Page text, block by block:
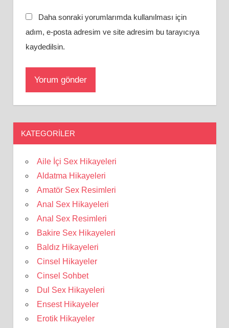
Daha sonraki yorumlarımda kullanılması için
adım, e-posta adresim ve site adresim bu tarayıcıya
kaydedilsin.
KATEGORILER
Aile İçi Sex Hikayeleri
Aldatma Hikayeleri
Amatör Sex Resimleri
Anal Sex Hikayeleri
Anal Sex Resimleri
Bakire Sex Hikayeleri
Baldız Hikayeleri
Cinsel Hikayeler
Cinsel Sohbet
Dul Sex Hikayeleri
Ensest Hikayeler
Erotik Hikayeler